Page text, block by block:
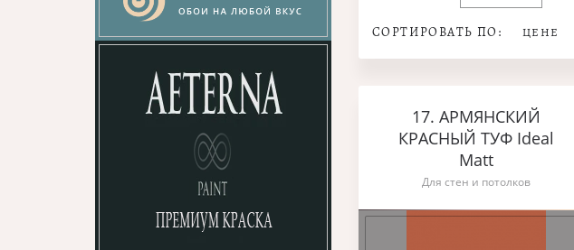
СОРТИРОВАТЬ ПО: ЦЕНЕ
17. АРМЯНСКИЙ
КРАСНЫЙ ТУФ Ideal
Matt
Для стен и потолков